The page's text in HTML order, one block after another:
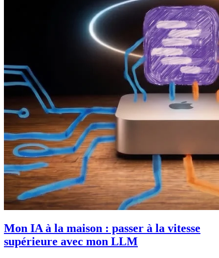
Mon IA à la maison : passer à la vitesse
supérieure avec mon LLM